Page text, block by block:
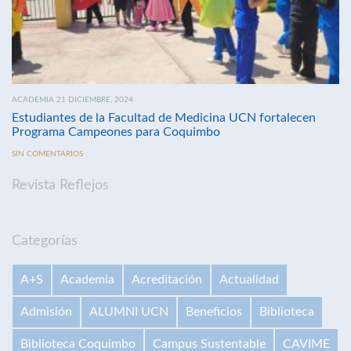
ACADEMIA 21 DICIEMBRE, 2024
Estudiantes de la Facultad de Medicina UCN fortalecen
Programa Campeones para Coquimbo
SIN COMENTARIOS
Revista Reflejos
Categorías
A+S Academia Acreditación Actualidad
Admisión ALUMNI UCN Beneficios Biblioteca
Biblioteca Coquimbo Campus Sustentable CAVIME